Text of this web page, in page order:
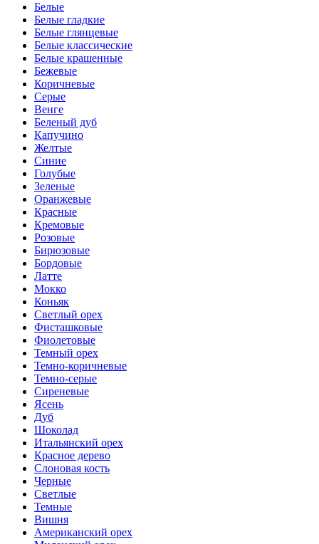
Белые
Белые гладкие
Белые глянцевые
Белые классические
Белые крашенные
Бежевые
Коричневые
Серые
Венге
Беленый дуб
Капучино
Желтые
Синие
Голубые
Зеленые
Оранжевые
Красные
Кремовые
Розовые
Бирюзовые
Бордовые
Латте
Мокко
Коньяк
Светлый орех
Фисташковые
Фиолетовые
Темный орех
Темно-коричневые
Темно-серые
Сиреневые
Ясень
Дуб
Шоколад
Итальянский орех
Красное дерево
Слоновая кость
Черные
Светлые
Темные
Вишня
Американский орех